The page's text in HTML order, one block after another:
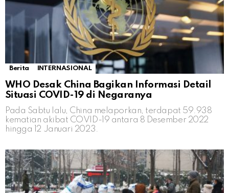
Berita INTERNASIONAL
WHO Desak China Bagikan Informasi Detail
Situasi COVID-19 di Negaranya
Pada Sabtu lalu, China melaporkan, terdapat 59.938
kematian akibat COVID-19 antara 8 Desember 2022
hingga 12 Januari 2023.